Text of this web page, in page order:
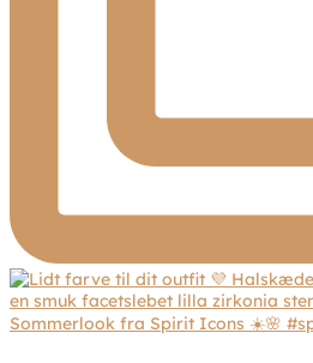
Sommerlook fra Spirit Icons ☀️🌸